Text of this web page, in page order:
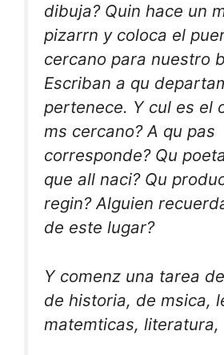
dibuja? Quin hace un
pizarrn y coloca el
cercano para nuestro
Escriban a qu
pertenece. Y cul es el
ms cercano? A qu pas
corresponde? Qu
que all naci? Qu
regin? Alguien
de este lugar?
Y comenz una tarea
de historia, de msica,
matemticas, literatura,